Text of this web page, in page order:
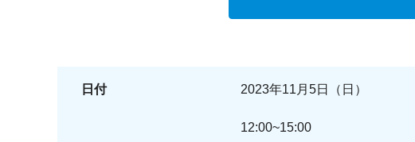
日付 2023年11月5日（日）
12:00~15:00